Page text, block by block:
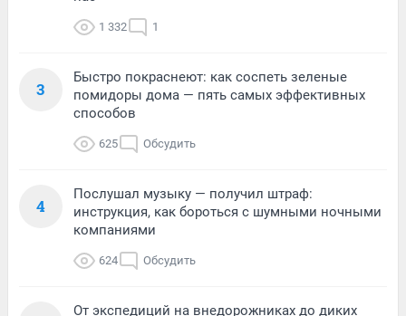
1 332 1
3
Быстро покраснеют: как соспеть зеленые
помидоры дома — пять самых эффективных
способов
625 Обсудить
4
Послушал музыку — получил штраф:
инструкция, как бороться с шумными ночными
компаниями
624 Обсудить
От экспедиций на внедорожниках до диких